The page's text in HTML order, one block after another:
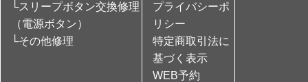
└スリープボタン交換修理
（電源ボタン）
└その他修理
プライバシーポ
リシー
特定商取引法に
基づく表示
WEB予約